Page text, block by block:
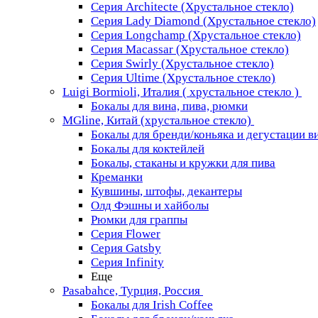
Серия Architecte (Хрустальное стекло)
Серия Lady Diamond (Хрустальное стекло)
Серия Longchamp (Хрустальное стекло)
Серия Macassar (Хрустальное стекло)
Серия Swirly (Хрустальное стекло)
Серия Ultime (Хрустальное стекло)
Luigi Bormioli, Италия ( хрустальное стекло )
Бокалы для вина, пива, рюмки
MGline, Китай (хрустальное стекло)
Бокалы для бренди/коньяка и дегустации
Бокалы для коктейлей
Бокалы, стаканы и кружки для пива
Креманки
Кувшины, штофы, декантеры
Олд Фэшны и хайболы
Рюмки для граппы
Серия Flower
Серия Gatsby
Серия Infinity
Еще
Pasabahce, Турция, Россия
Бокалы для Irish Coffee